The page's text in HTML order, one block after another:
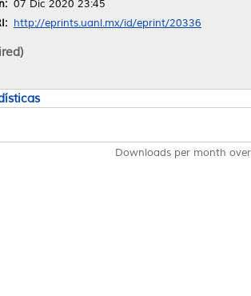
07 Dic 2020 23:45
http://eprints.uanl.mx/id/eprint/20336
Downloads per month